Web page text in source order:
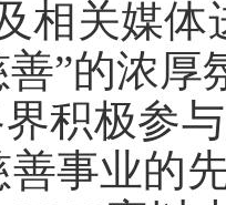
相关媒
”的浓厚
积极参
事业的